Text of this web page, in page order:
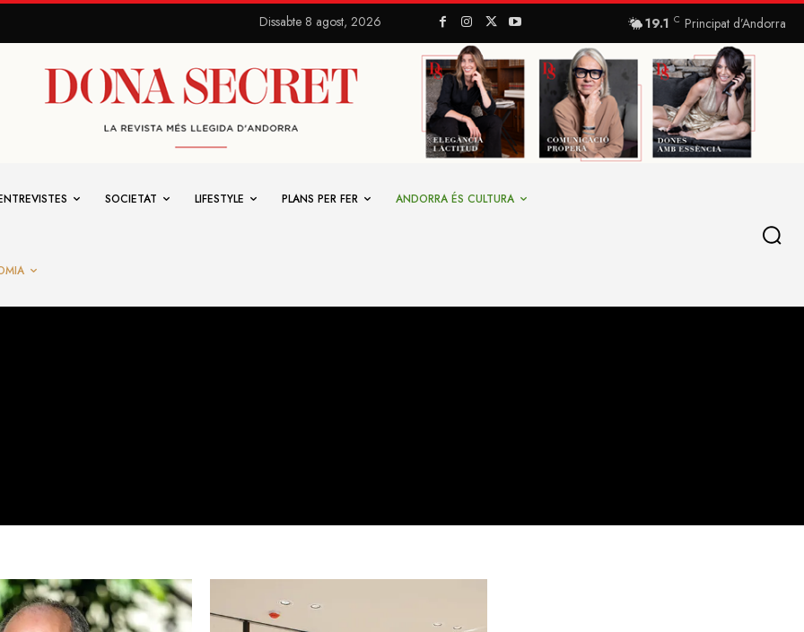
Dissabte 8 agost, 2026 19.1 C Principat d’Andorra
SOCIETAT LIFESTYLE PLANS PER FER ANDORRA ÉS CULTURA